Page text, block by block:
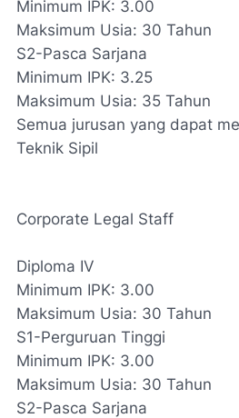
Minimum IPK: 3.00
Maksimum Usia: 30 Tahun
S2-Pasca Sarjana
Minimum IPK: 3.25
Maksimum Usia: 35 Tahun
Semua jurusan yang dapat
Teknik Sipil
Corporate Legal Staff
Diploma IV
Minimum IPK: 3.00
Maksimum Usia: 30 Tahun
S1-Perguruan Tinggi
Minimum IPK: 3.00
Maksimum Usia: 30 Tahun
S2-Pasca Sarjana